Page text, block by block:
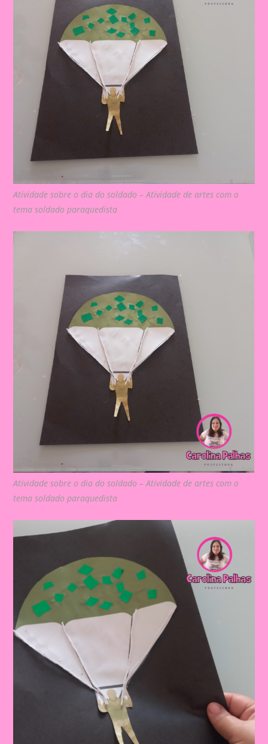
Atividade sobre o dia do soldado – Atividade de artes com o
tema soldado paraquedista
Atividade sobre o dia do soldado – Atividade de artes com o
tema soldado paraquedista